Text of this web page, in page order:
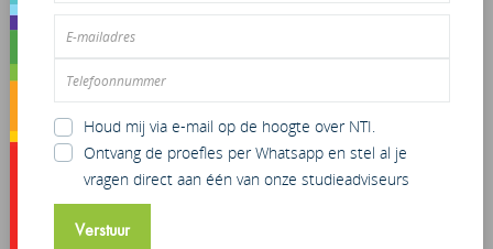
Houd mij via e-mail op de hoogte over NTI.
Ontvang de proefles per Whatsapp en stel al je
vragen direct aan één van onze studieadviseurs
Verstuur